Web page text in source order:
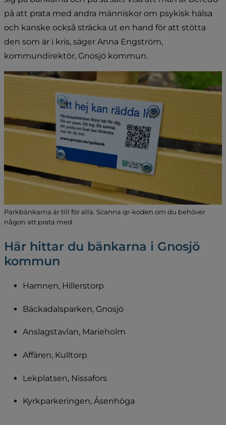
på att prata med andra människor om psykisk hälsa
och kanske också sträcka ut en hand för att stötta
den som är i kris, säger Anna Engström,
kommundirektör, Gnosjö kommun.
Parkbänkarna är till för alla. Scanna qr-koden om du behöver
någon att prata med.
Här hittar du bänkarna i Gnosjö
kommun
Hamnen, Hillerstorp
Bäckadalsparken, Gnosjö
Anslagstavlan, Marieholm
Affären, Kulltorp
Lekplatsen, Nissafors
Kyrkparkeringen, Åsenhöga